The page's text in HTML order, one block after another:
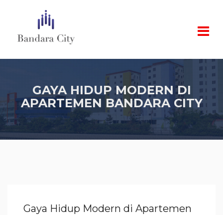
GAYA HIDUP MODERN DI
APARTEMEN BANDARA CITY
Gaya Hidup Modern di Apartemen